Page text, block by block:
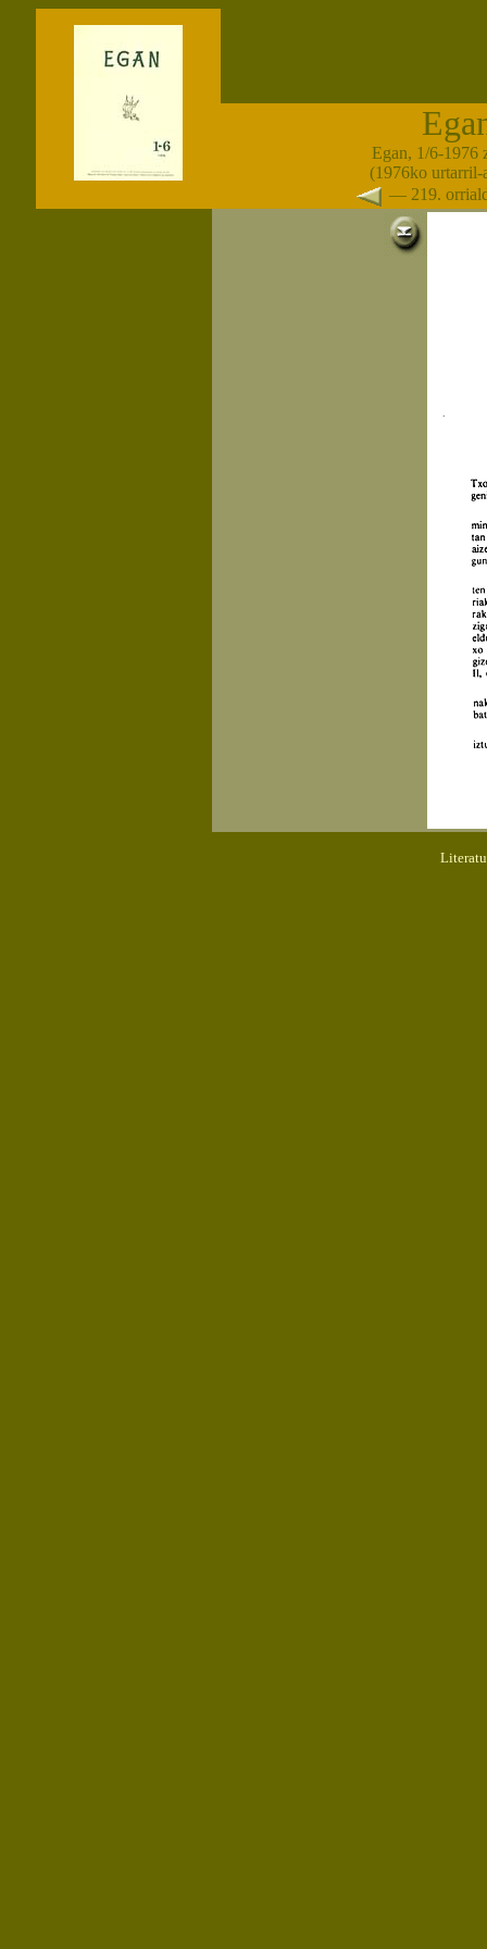
Egan, 1/6-1976
(1976ko urtarril-
— 219.